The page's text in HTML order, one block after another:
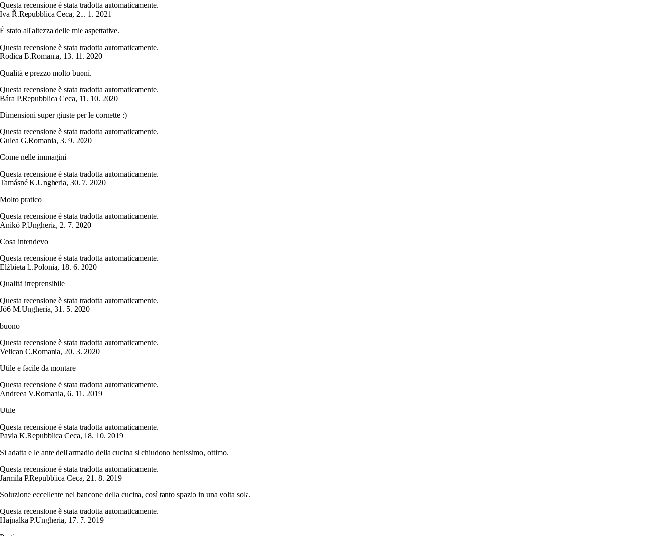
Questa recensione è stata tradotta automaticamente.
Iva Ř.Repubblica Ceca, 21. 1. 2021
È stato all'altezza delle mie aspettative.
Questa recensione è stata tradotta automaticamente.
Rodica B.Romania, 13. 11. 2020
Qualità e prezzo molto buoni.
Questa recensione è stata tradotta automaticamente.
Bára P.Repubblica Ceca, 11. 10. 2020
Dimensioni super giuste per le cornette :)
Questa recensione è stata tradotta automaticamente.
Gulea G.Romania, 3. 9. 2020
Come nelle immagini
Questa recensione è stata tradotta automaticamente.
Tamásné K.Ungheria, 30. 7. 2020
Molto pratico
Questa recensione è stata tradotta automaticamente.
Anikó P.Ungheria, 2. 7. 2020
Cosa intendevo
Questa recensione è stata tradotta automaticamente.
Elżbieta L.Polonia, 18. 6. 2020
Qualità irreprensibile
Questa recensione è stata tradotta automaticamente.
Jó6 M.Ungheria, 31. 5. 2020
buono
Questa recensione è stata tradotta automaticamente.
Velican C.Romania, 20. 3. 2020
Utile e facile da montare
Questa recensione è stata tradotta automaticamente.
Andreea V.Romania, 6. 11. 2019
Utile
Questa recensione è stata tradotta automaticamente.
Pavla K.Repubblica Ceca, 18. 10. 2019
Si adatta e le ante dell'armadio della cucina si chiudono benissimo, ottimo.
Questa recensione è stata tradotta automaticamente.
Jarmila P.Repubblica Ceca, 21. 8. 2019
Soluzione eccellente nel bancone della cucina, così tanto spazio in una volta sola.
Questa recensione è stata tradotta automaticamente.
Hajnalka P.Ungheria, 17. 7. 2019